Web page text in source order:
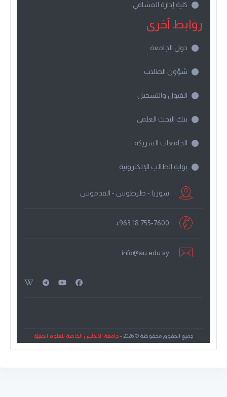
كلية إدارة المشافي
روابط أخرى
حول الجامعة
شؤون الطلاب
القبول والتسجيل
بنك البحث العلمي
الجامعات الشريكة
بوابة الطالب الإلكترونية
سوريا - طرطوس - القدموس
+963 18 755-7600
info@au.edu.sy
جميع الحقوق محفوظة © 2026 - جامعة الأندلس الخاصة للعلوم الطبيّة